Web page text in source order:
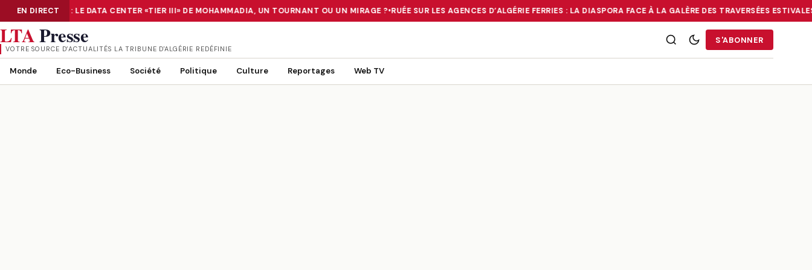
EN DIRECT
NUMÉRISATION : LE DATA CENTER «TIER III» DE MOHAMMADIA, UN TOURNANT OU UN MIRAGE ? •RUÉE SUR LES AGENCES D’ALGÉRIE FERRIES : LA DIASPORA FACE À LA GALÈRE DES TRAVERSÉES ESTIVALES•
NUMÉRISATION : LE DATA CENTER «TIER III» DE MOHAMMADIA, UN TOURNANT OU UN MIRAGE ?• RUÉE SUR LES AGENCES D’ALGÉRIE FERRIES : LA DIASPORA FACE À LA GALÈRE DES TRAVERSÉES
LTAPresse
VOTRE SOURCE D’ACTUALITÉS LA TRIBUNE D'ALGÉRIE REDÉFINIE
S'ABONNER
Monde Eco-Business Société Politique Culture Reportages Web TV